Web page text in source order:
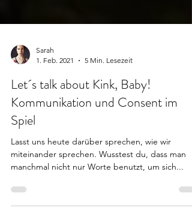
1. Feb. 2021
5 Min. Lesezeit
Let´s talk about Kink, Baby!
Kommunikation und Consent im
Spiel
Lasst uns heute darüber sprechen, wie wir
manchmal nicht nur Worte benutzt, um sich...